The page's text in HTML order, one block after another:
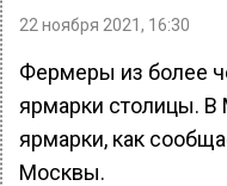
22 ноября 2021, 16:30
Фермеры из более
ярмарки столицы. В
ярмарки, как
Москвы.